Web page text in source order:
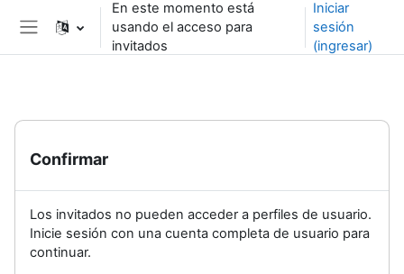
Saltar al contenido principal
Pánel lateral
En este momento está
usando el acceso para
invitados
Iniciar
sesión
(ingresar)
Confirmar
Los invitados no pueden acceder a perfiles de usuario.
Inicie sesión con una cuenta completa de usuario para
continuar.